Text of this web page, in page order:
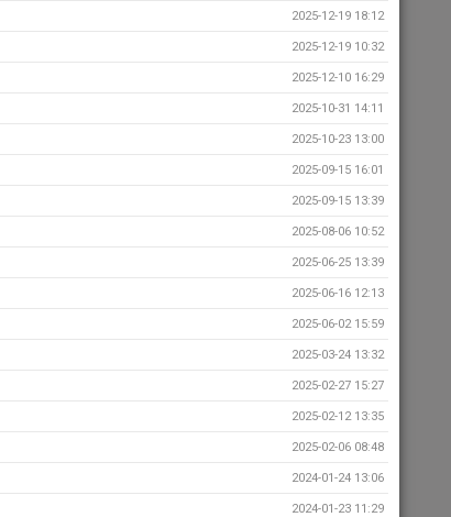
2025-12-19 18:12
2025-12-19 10:32
2025-12-10 16:29
2025-10-31 14:11
2025-10-23 13:00
2025-09-15 16:01
2025-09-15 13:39
2025-08-06 10:52
2025-06-25 13:39
2025-06-16 12:13
2025-06-02 15:59
2025-03-24 13:32
2025-02-27 15:27
2025-02-12 13:35
2025-02-06 08:48
2024-01-24 13:06
2024-01-23 11:29